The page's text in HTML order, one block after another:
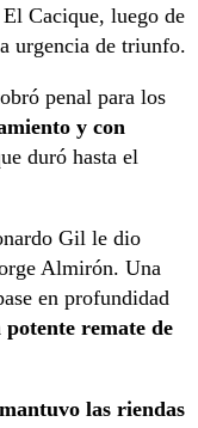
Cacique, luego de
urgencia de triunfo.
penal para los
y con
duró hasta el
Gil le dio
Almirón. Una
en profundidad
remate de
las riendas